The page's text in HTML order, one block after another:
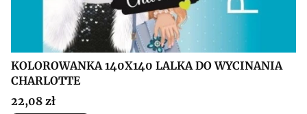
KOLOROWANKA 140X140 LALKA DO WYCINANIA
CHARLOTTE
Cena
22,08 zł